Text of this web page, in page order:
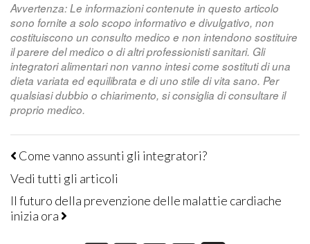
Avvertenza: Le informazioni contenute in questo articolo
sono fornite a solo scopo informativo e divulgativo, non
costituiscono un consulto medico e non intendono sostituire
il parere del medico o di altri professionisti sanitari. Gli
integratori alimentari non vanno intesi come sostituti di una
dieta variata ed equilibrata e di uno stile di vita sano. Per
qualsiasi dubbio o chiarimento, si consiglia di consultare il
proprio medico.
Come vanno assunti gli integratori?
Vedi tutti gli articoli
Il futuro della prevenzione delle malattie cardiache
inizia ora